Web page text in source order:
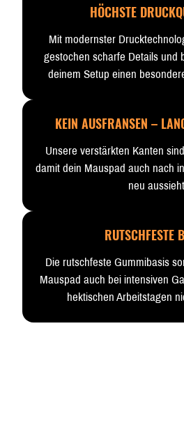
HÖCHSTE
Mit modernster
gestochen scharfe Details und
deinem Setup einen
KEIN AUSFRANSEN –
Unsere verstärkten Kanten
damit dein Mauspad auch nach
neu aussieht
RUTSCHFESTE
Die rutschfeste Gummibasis
Mauspad auch bei intensiven
hektischen Arbeitstagen